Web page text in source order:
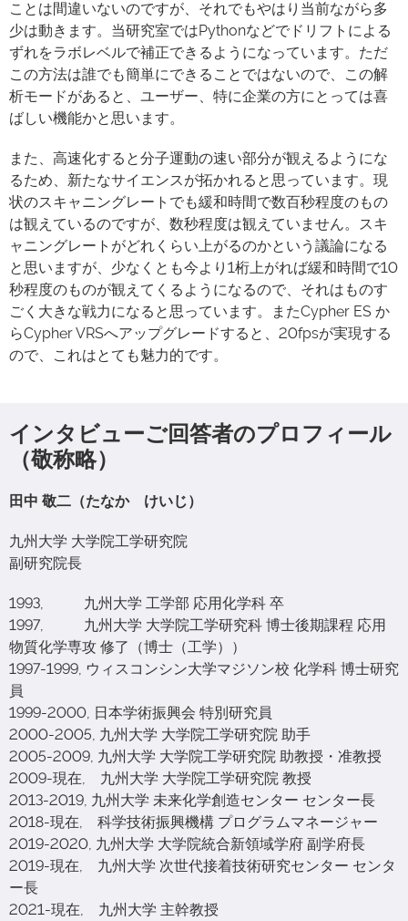
ことは間違いないのですが、それでもやはり当前ながら多
少は動きます。当研究室ではPythonなどでドリフトによる
ずれをラボレベルで補正できるようになっています。ただ
この方法は誰でも簡単にできることではないので、この解
析モードがあると、ユーザー、特に企業の方にとっては喜
ばしい機能かと思います。
また、高速化すると分子運動の速い部分が観えるようにな
るため、新たなサイエンスが拓かれると思っています。現
状のスキャニングレートでも緩和時間で数百秒程度のもの
は観えているのですが、数秒程度は観えていません。スキ
ャニングレートがどれくらい上がるのかという議論になる
と思いますが、少なくとも今より1桁上がれば緩和時間で10
秒程度のものが観えてくるようになるので、それはものす
ごく大きな戦力になると思っています。またCypher ES か
らCypher VRSへアップグレードすると、20fpsが実現する
ので、これはとても魅力的です。
インタビューご回答者のプロフィール
（敬称略）
田中 敬二（たなか けいじ）
九州大学 大学院工学研究院
副研究院長
1993, 九州大学 工学部 応用化学科 卒
1997, 九州大学 大学院工学研究科 博士後期課程 応用
物質化学専攻 修了（博士（工学））
1997-1999, ウィスコンシン大学マジソン校 化学科 博士研究
員
1999-2000, 日本学術振興会 特別研究員
2000-2005, 九州大学 大学院工学研究院 助手
2005-2009, 九州大学 大学院工学研究院 助教授・准教授
2009-現在, 九州大学 大学院工学研究院 教授
2013-2019, 九州大学 未来化学創造センター センター長
2018-現在, 科学技術振興機構 プログラムマネージャー
2019-2020, 九州大学 大学院統合新領域学府 副学府長
2019-現在, 九州大学 次世代接着技術研究センター センタ
ー長
2021-現在, 九州大学 主幹教授